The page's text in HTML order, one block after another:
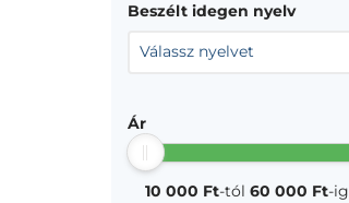
Beszélt idegen nyelv
Válassz nyelvet
Ár
10 000 Ft-tól 60 000 Ft-ig